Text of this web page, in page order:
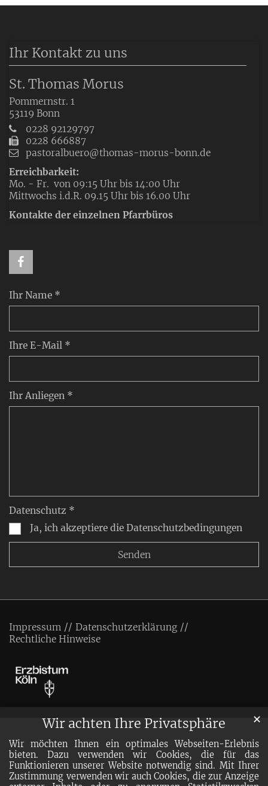
Wir achten Ihre Privatsphäre
Wir möchten Ihnen ein optimales Webseiten-Erlebnis
bieten. Dazu verwenden wir Cookies, die für das
Funktionieren unserer Website notwendig sind. Mit Ihrer
Zustimmung verwenden wir auch Cookies, die zur Anzeige
✕
Ihr Name *
Ihre E-Mail *
Ihr Anliegen *
Datenschutz *
Ja, ich akzeptiere die Datenschutzbedingungen
Ihr Kontakt zu uns
St. Thomas Morus
Pommernstr. 1
53119 Bonn
0228 92129797
0228 666887
pastoralbuero@thomas-morus-bonn.de
Erreichbarkeit:
Mo. - Fr. von 09:15 Uhr bis 14:00 Uhr
Mittwochs i.d.R. 09.15 Uhr bis 16.00 Uhr
Kontakte der einzelnen Pfarrbüros
Impressum
Datenschutzerklärung
Rechtliche Hinweise